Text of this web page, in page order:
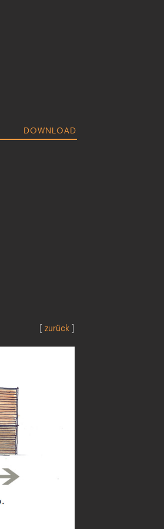
DOWNLOAD
[ zurück ]